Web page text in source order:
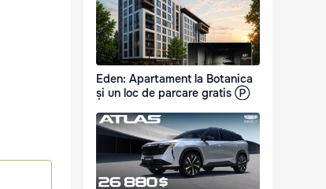
Eden: Apartament la Botanica
și un loc de parcare gratis Ⓟ